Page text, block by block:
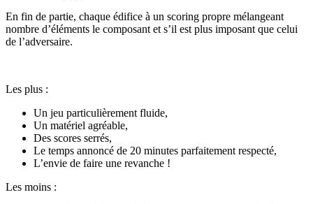
En fin de partie, chaque édifice à un scoring propre mélangeant
nombre d’éléments le composant et s’il est plus imposant que celui
de l’adversaire.
Les plus :
Un jeu particulièrement fluide,
Un matériel agréable,
Des scores serrés,
Le temps annoncé de 20 minutes parfaitement respecté,
L’envie de faire une revanche !
Les moins :